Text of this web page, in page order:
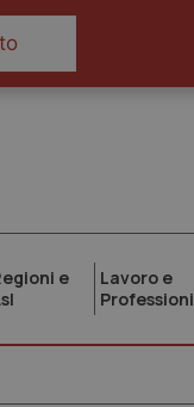
e
Lavoro e
Professioni